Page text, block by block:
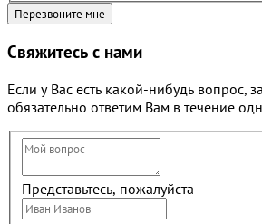
Свяжитесь с нами
Если у Вас есть какой-нибудь вопрос,
обязательно ответим Вам в течение
Представьтесь, пожалуйста